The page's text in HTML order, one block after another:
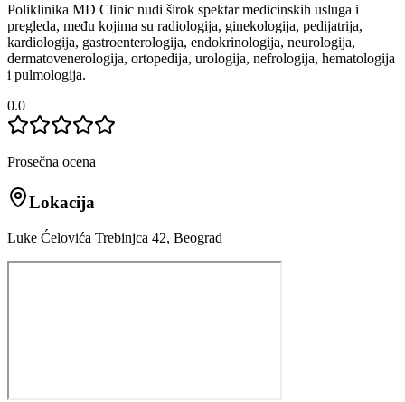
Poliklinika MD Clinic nudi širok spektar medicinskih usluga i
pregleda, među kojima su radiologija, ginekologija, pedijatrija,
kardiologija, gastroenterologija, endokrinologija, neurologija,
dermatovenerologija, ortopedija, urologija, nefrologija, hematologija
i pulmologija.
0.0
Prosečna ocena
Lokacija
Luke Ćelovića Trebinjca 42, Beograd